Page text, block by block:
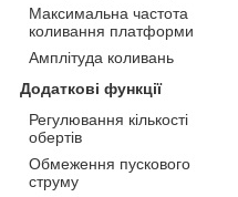
Максимальна частота
коливання платформи
Амплітуда коливань
Додаткові функції
Регулювання кількості
обертів
Обмеження пускового
струму